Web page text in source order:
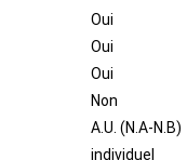
Oui
Oui
Oui
Non
A.U. (N.A-N.B)
individuel